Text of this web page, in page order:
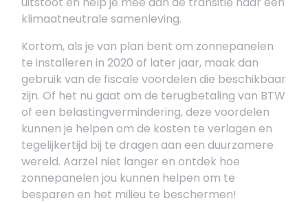
klimaatneutrale samenleving.
Kortom, als je van plan bent om zonnepanelen
te installeren in 2020 of later jaar, maak dan
gebruik van de fiscale voordelen die beschikbaar
zijn. Of het nu gaat om de terugbetaling van BTW
of een belastingvermindering, deze voordelen
kunnen je helpen om de kosten te verlagen en
tegelijkertijd bij te dragen aan een duurzamere
wereld. Aarzel niet langer en ontdek hoe
zonnepanelen jou kunnen helpen om te
besparen en het milieu te beschermen!